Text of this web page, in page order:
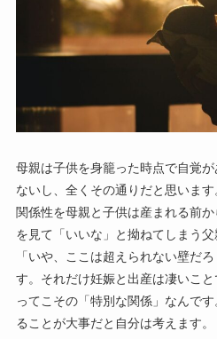
母親は子供を身籠った時点で自覚
ないし、全くその通りだと思いま
関係性を母親と子供は産まれる前
を見て「いいな」と拗ねてしまう父
「いや、ここは超えられない壁だ
す。それだけ妊娠と出産は凄いこ
ってこその「特別な関係」なんで
ることが大事だと自分は考えます。